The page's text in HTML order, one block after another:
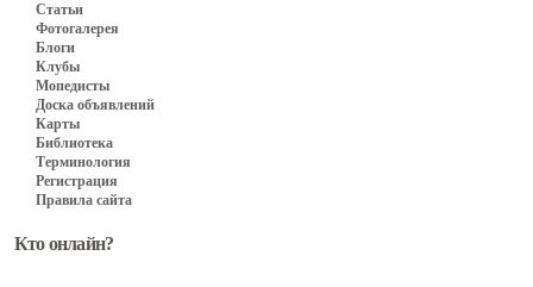
Статьи
Фотогалерея
Блоги
Клубы
Мопедисты
Доска объявлений
Карты
Библиотека
Терминология
Регистрация
Правила сайта
Кто онлайн?